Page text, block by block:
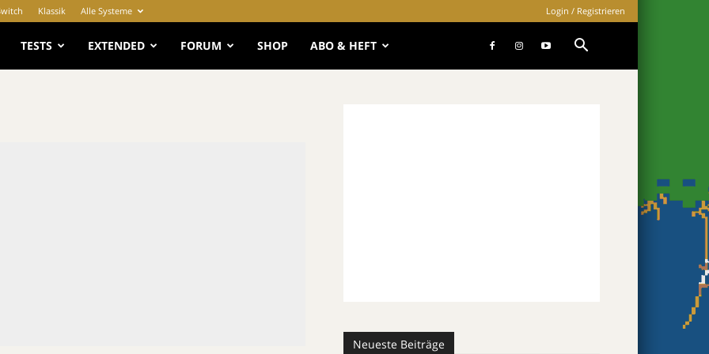
Klassik Alle Systeme Login / Registrieren
TESTS EXTENDED FORUM SHOP ABO & HEFT
Neueste Beiträge